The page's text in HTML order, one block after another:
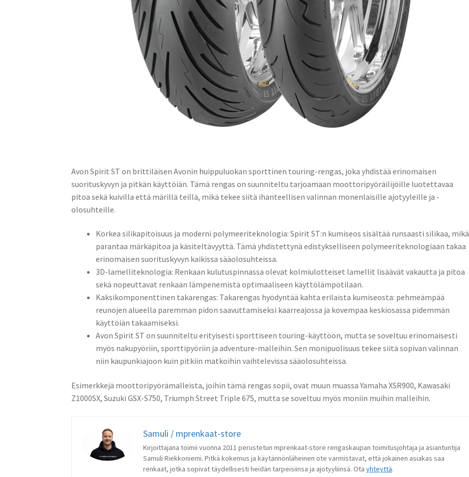
Avon Spirit ST on brittiläisen Avonin huippuluokan sporttinen touring-rengas, joka yhdistää erinomaisen
suorituskyvyn ja pitkän käyttöiän. Tämä rengas on suunniteltu tarjoamaan moottoripyöräilijöille luotettavaa
pitoa sekä kuivilla että märillä teillä, mikä tekee siitä ihanteellisen valinnan monenlaisille ajotyyleille ja -
olosuhteille.​
Korkea silikapitoisuus ja moderni polymeeriteknologia: Spirit ST:n kumiseos sisältää runsaasti silikaa, mikä
parantaa märkäpitoa ja käsiteltävyyttä. Tämä yhdistettynä edistykselliseen polymeeriteknologiaan takaa
erinomaisen suorituskyvyn kaikissa sääolosuhteissa. ​
3D-lamelliteknologia: Renkaan kulutuspinnassa olevat kolmiulotteiset lamellit lisäävät vakautta ja pitoa
sekä nopeuttavat renkaan lämpenemistä optimaaliseen käyttölämpötilaan. ​
Kaksikomponenttinen takarengas: Takarengas hyödyntää kahta erilaista kumiseosta: pehmeämpää
reunojen alueella paremman pidon saavuttamiseksi kaarreajossa ja kovempaa keskiosassa pidemmän
käyttöiän takaamiseksi. ​
Avon Spirit ST on suunniteltu erityisesti sporttiseen touring-käyttöön, mutta se soveltuu erinomaisesti
myös nakupyöriin, sporttipyöriin ja adventure-malleihin. Sen monipuolisuus tekee siitä sopivan valinnan
niin kaupunkiajoon kuin pitkiin matkoihin vaihtelevissa sääolosuhteissa.
Esimerkkejä moottoripyörämalleista, joihin tämä rengas sopii, ovat muun muassa Yamaha XSR900, Kawasaki
Z1000SX, Suzuki GSX-S750, Triumph Street Triple 675, mutta se soveltuu myös moniin muihin malleihin. ​
Samuli / mprenkaat-store
Kirjoittajana toimii vuonna 2011 perustetun mprenkaat-store rengaskaupan toimitusjohtaja ja asiantuntija
Samuli Riekkoniemi. Pitkä kokemus ja käytännönläheinen ote varmistavat, että jokainen asiakas saa
renkaat, jotka sopivat täydellisesti heidän tarpeisiinsa ja ajotyyliinsä. Otayhteyttä.